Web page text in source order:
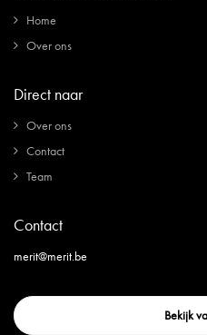
Home
Over ons
Direct naar
Over ons
Contact
Team
Contact
merit@merit.be
Bekijk